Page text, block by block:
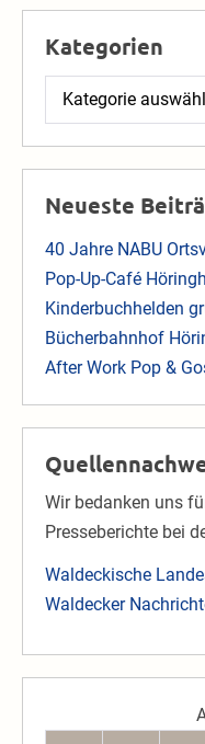
Kategorien
Kategorien
Neueste
40 Jahre NABU
Pop-Up-Café
Kinderbuchhelden
Bücherbahnhof
After Work Pop &
Wir bedanken uns
Presseberichte bei
Waldeckische
Waldecker